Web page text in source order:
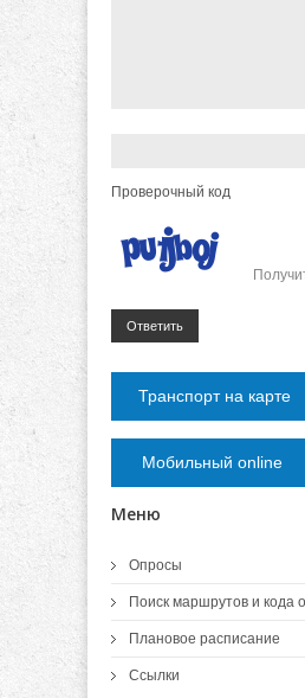
Проверочный код
Ответить
Транспорт на карте
Мобильный online
Меню
Опросы
Поиск маршрутов и кода
Плановое расписание
Ссылки